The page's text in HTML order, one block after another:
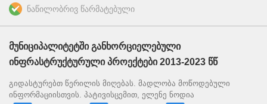
ნაწილობრივ წარმატებული
მუნიციპალიტეტში განხორციელებული
ინფრასტრუქტურული პროექტები 2013-2023 წწ
გიდასტურებთ წერილის მიღებას. მადლობა მოწოდებული
ინფორმაციისთვის. პატივისცემით, ელენე ნოდია